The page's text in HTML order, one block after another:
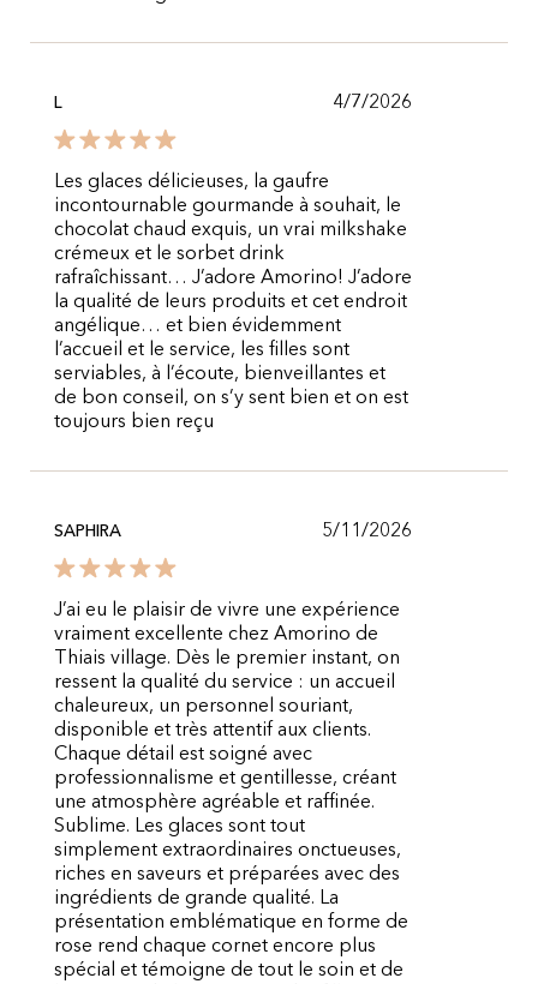
L 4/7/2026
Les glaces délicieuses, la gaufre
incontournable gourmande à souhait, le
chocolat chaud exquis, un vrai milkshake
crémeux et le sorbet drink
rafraîchissant… J’adore Amorino! J’adore
la qualité de leurs produits et cet endroit
angélique… et bien évidemment
l’accueil et le service, les filles sont
serviables, à l’écoute, bienveillantes et
de bon conseil, on s’y sent bien et on est
toujours bien reçu
SAPHIRA 5/11/2026
J’ai eu le plaisir de vivre une expérience
vraiment excellente chez Amorino de
Thiais village. Dès le premier instant, on
ressent la qualité du service : un accueil
chaleureux, un personnel souriant,
disponible et très attentif aux clients.
Chaque détail est soigné avec
professionnalisme et gentillesse, créant
une atmosphère agréable et raffinée.
Sublime. Les glaces sont tout
simplement extraordinaires onctueuses,
riches en saveurs et préparées avec des
ingrédients de grande qualité. La
présentation emblématique en forme de
rose rend chaque cornet encore plus
spécial et témoigne de tout le soin et de